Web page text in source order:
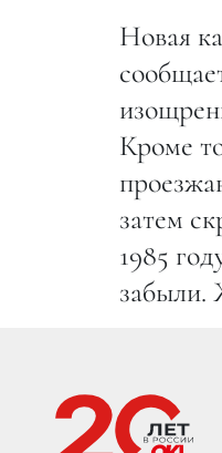
Новая
Кроме
затем
1985
забыли.